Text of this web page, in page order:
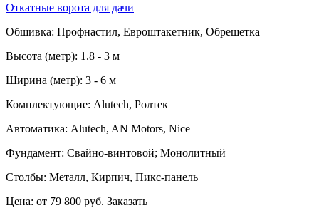
Откатные ворота для дачи
Обшивка: Профнастил, Евроштакетник, Обрешетка
Высота (метр): 1.8 - 3 м
Ширина (метр): 3 - 6 м
Комплектующие: Alutech, Ролтек
Автоматика: Alutech, AN Motors, Nice
Фундамент: Свайно-винтовой; Монолитный
Столбы: Металл, Кирпич, Пикс-панель
Цена: от 79 800 руб. Заказать